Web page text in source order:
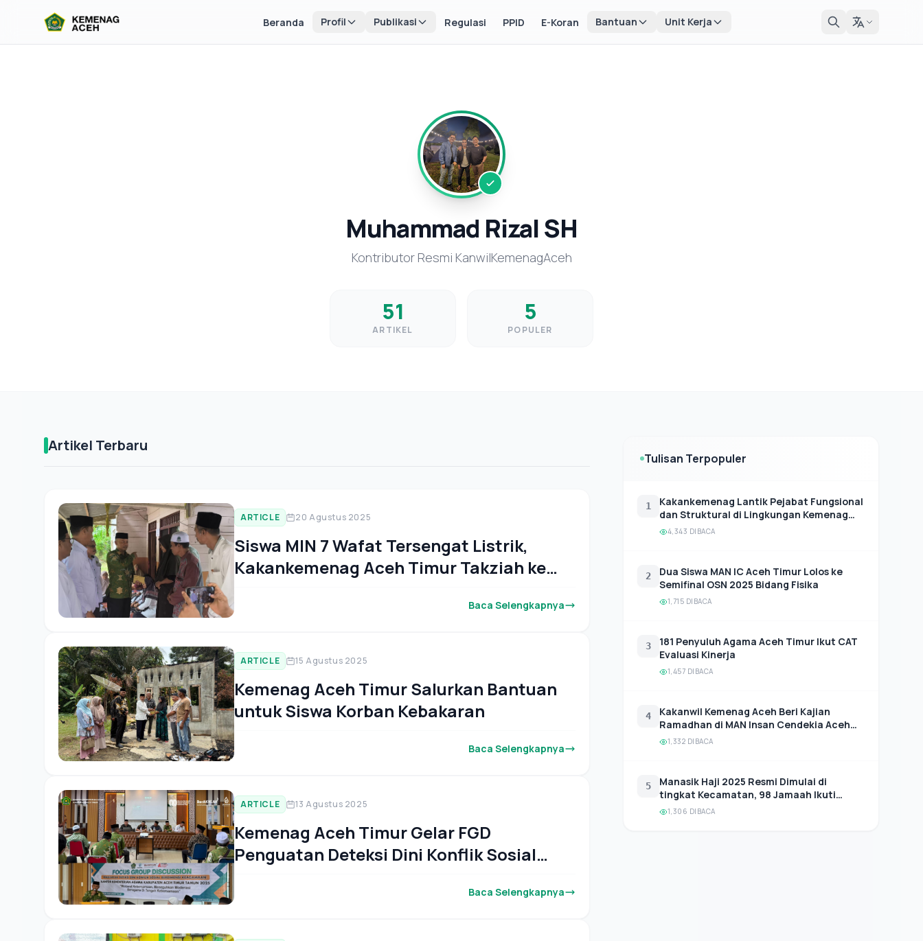
Beranda Profil Publikasi Regulasi PPID E-Koran Bantuan Unit Kerja
Muhammad Rizal SH
Kontributor Resmi KanwilKemenagAceh
51
ARTIKEL
5
POPULER
Artikel Terbaru
ARTICLE 20 Agustus 2025
Siswa MIN 7 Wafat Tersengat Listrik,
Kakankemenag Aceh Timur Takziah ke
Baca Selengkapnya
ARTICLE 15 Agustus 2025
Kemenag Aceh Timur Salurkan Bantuan
untuk Siswa Korban Kebakaran
Baca Selengkapnya
ARTICLE 13 Agustus 2025
Kemenag Aceh Timur Gelar FGD
Penguatan Deteksi Dini Konflik Sosial
Baca Selengkapnya
Tulisan Terpopuler
1
Kakankemenag Lantik Pejabat Fungsional
dan Struktural di Lingkungan Kemenag
Aceh Timur.
4,343 DIBACA
2
Dua Siswa MAN IC Aceh Timur Lolos ke
Semifinal OSN 2025 Bidang Fisika
1,715 DIBACA
3
181 Penyuluh Agama Aceh Timur Ikut CAT
Evaluasi Kinerja
1,457 DIBACA
4
Kakanwil Kemenag Aceh Beri Kajian
Ramadhan di MAN Insan Cendekia Aceh
Timur
1,332 DIBACA
5
Manasik Haji 2025 Resmi Dimulai di
tingkat Kecamatan, 98 Jamaah Ikuti
Pembekalan Perdana di Dua Rayon.
1,306 DIBACA